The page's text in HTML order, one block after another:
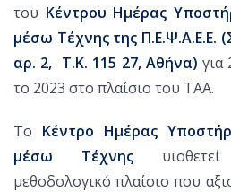
του Κέντρου Ημέρας
μέσω Τέχνης της Π.Ε.Ψ.Α.Ε.Ε.
αρ. 2, Τ.Κ. 115 27, Αθήνα)για
το 2023 στο πλαίσιο του ΤΑΑ.
Το Κέντρο Ημέρας
μέσω Τέχνης
μεθοδολογικό πλαίσιο που